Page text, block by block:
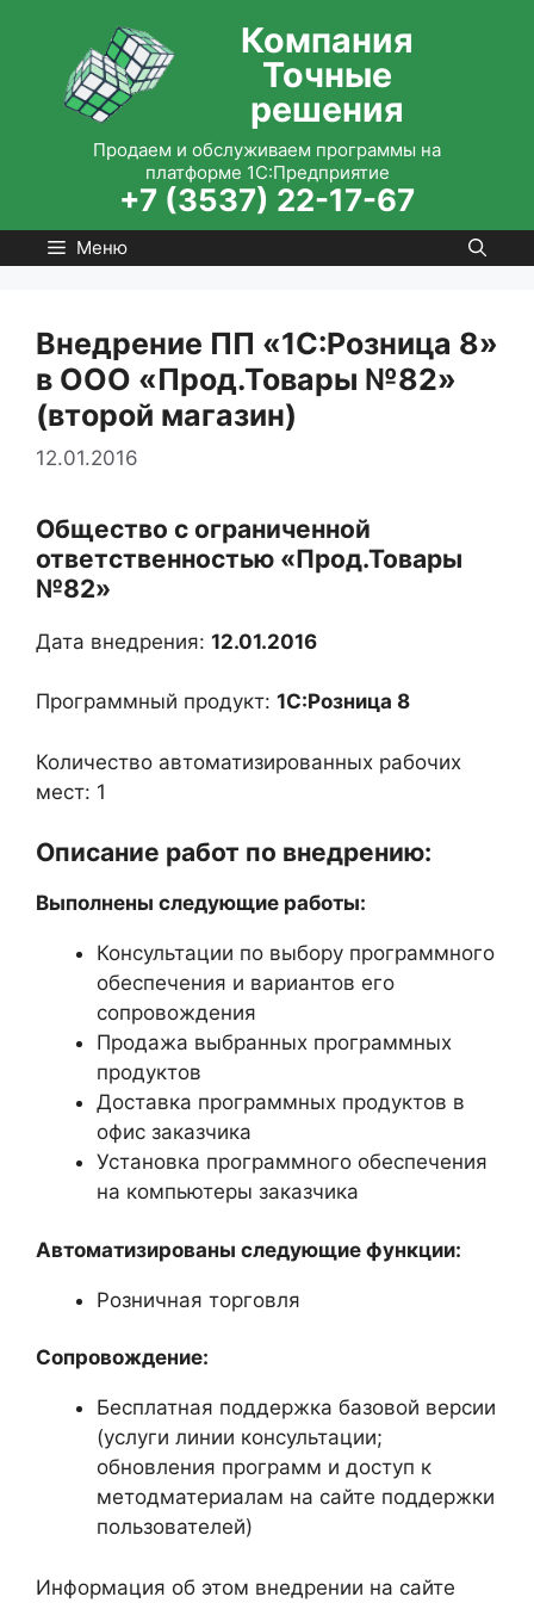
содержимому
Компания
Точные
решения
Продаем и обслуживаем программы на
платформе 1С:Предприятие
+7 (3537) 22-17-67
Меню
Внедрение ПП «1С:Розница 8»
в ООО «Прод.Товары №82»
(второй магазин)
12.01.2016
Общество с ограниченной
ответственностью «Прод.Товары
№82»
Дата внедрения: 12.01.2016
Программный продукт: 1С:Розница 8
Количество автоматизированных рабочих
мест: 1
Описание работ по внедрению:
Выполнены следующие работы:
Консультации по выбору программного
обеспечения и вариантов его
сопровождения
Продажа выбранных программных
продуктов
Доставка программных продуктов в
офис заказчика
Установка программного обеспечения
на компьютеры заказчика
Автоматизированы следующие функции:
Розничная торговля
Сопровождение:
Бесплатная поддержка базовой версии
(услуги линии консультации;
обновления программ и доступ к
методматериалам на сайте поддержки
пользователей)
Информация об этом внедрении на сайте